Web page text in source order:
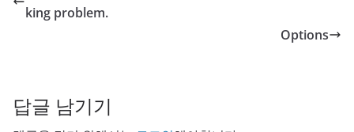
king problem.
Options
답글 남기기